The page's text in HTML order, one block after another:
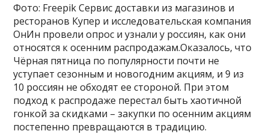
Фото: Freepik Сервис доставки из магазинов и
ресторанов Купер и исследовательская компания
ОнИн провели опрос и узнали у россиян, как они
относятся к осенним распродажам.Оказалось, что
Чёрная пятница по популярности почти не
уступает сезонным и новогодним акциям, и 9 из
10 россиян не обходят ее стороной. При этом
подход к распродаже перестал быть хаотичной
гонкой за скидками – закупки по осенним акциям
постепенно превращаются в традицию.